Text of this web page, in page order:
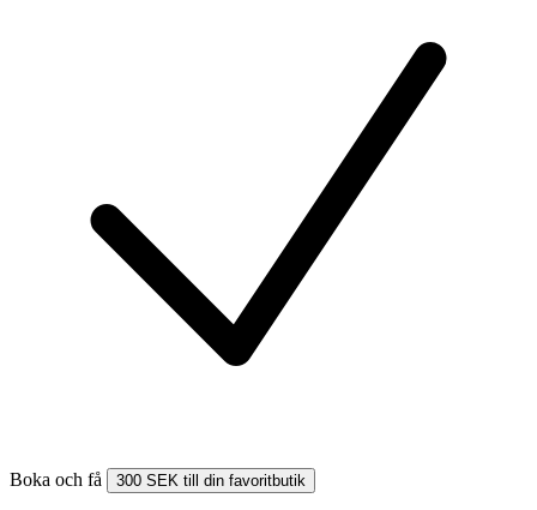
Boka och få 300 SEK till din favoritbutik